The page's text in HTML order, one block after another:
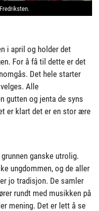
i april og holder det
For å få til dette er det
Det hele starter
Alle
gutten og jenta de syns
er klart det er en stor ære
ganske utrolig.
ungdommen, og de aller
jo tradisjon. De samler
rundt med musikken på
mening. Det er lett å se